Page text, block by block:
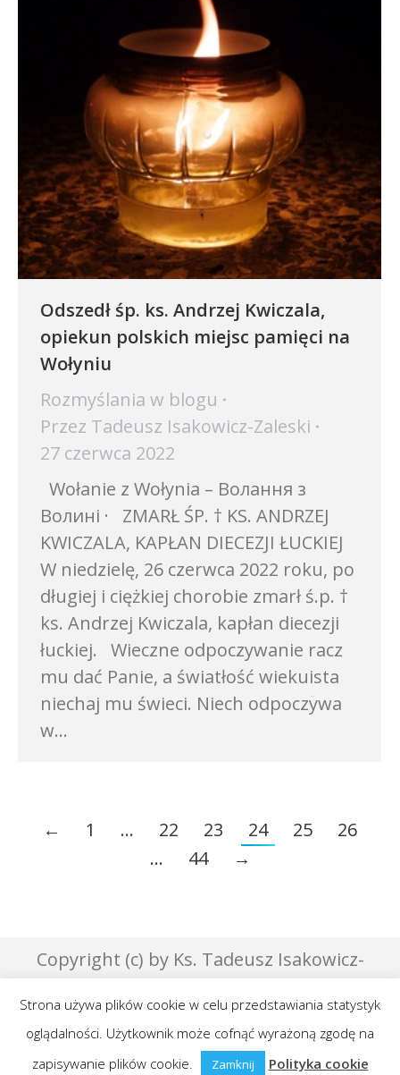
Odszedł śp. ks. Andrzej Kwiczala,
opiekun polskich miejsc pamięci na
Wołyniu
Rozmyślania w blogu
Przez Tadeusz Isakowicz-Zaleski
27 czerwca 2022
Wołanie z Wołynia – Волання з
Волині · ZMARŁ ŚP. † KS. ANDRZEJ
KWICZALA, KAPŁAN DIECEZJI ŁUCKIEJ
W niedzielę, 26 czerwca 2022 roku, po
długiej i ciężkiej chorobie zmarł ś.p. †
ks. Andrzej Kwiczala, kapłan diecezji
łuckiej. Wieczne odpoczywanie racz
mu dać Panie, a światłość wiekuista
niechaj mu świeci. Niech odpoczywa
w…
← 1 … 22 23 24 25
26
…
44 →
Copyright (c) by Ks. Tadeusz Isakowicz-
GraphicsLab
Publikowane teksty na niniejszej stronie są
objęte prawami autorskimi.
Strona używa plików cookie w celu przedstawiania statystyk
oglądalności. Użytkownik może cofnąć wyrażoną zgodę na
zapisywanie plików cookie.
Zamknij Polityka cookie